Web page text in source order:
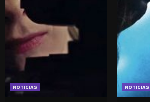
NOTICIAS NOTICIAS